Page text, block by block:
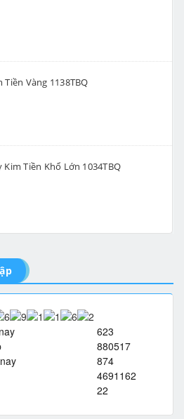
Tiền Vàng 1138TBQ
Kim Tiền Khổ Lớn 1034TBQ
623
880517
874
4691162
22